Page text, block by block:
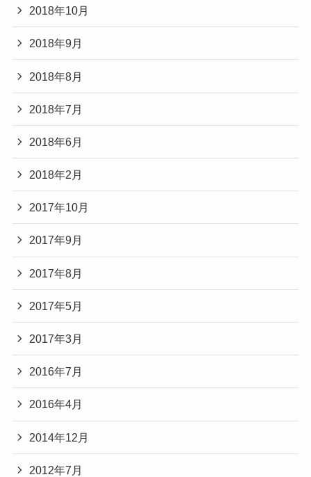
2018年10月
2018年9月
2018年8月
2018年7月
2018年6月
2018年2月
2017年10月
2017年9月
2017年8月
2017年5月
2017年3月
2016年7月
2016年4月
2014年12月
2012年7月